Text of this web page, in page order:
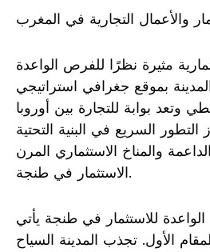
مثيرة نظرًا للفرص الواعدة
بموقع جغرافي استراتيجي
وتعد بوابة للتجارة بين أوروبا
التطور السريع في البنية التحتية
والمناخ الاستثماري المرن
الاستثمار في طنجة.
للاستثمار في طنجة يأتي
الأول. تجذب المدينة السياح